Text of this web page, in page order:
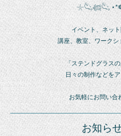
𓇼𓆡𓆉𓆡
イベント、ネット
講座、教室、ワーク
「ステンドグラス
日々の制作などを
お気軽にお問い
お知ら